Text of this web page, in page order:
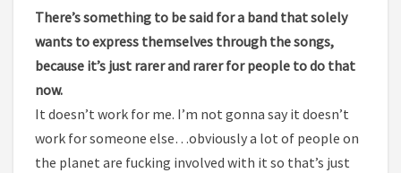
There’s something to be said for a band that solely
wants to express themselves through the songs,
because it’s just rarer and rarer for people to do that
now.
It doesn’t work for me. I’m not gonna say it doesn’t
work for someone else…obviously a lot of people on
the planet are fucking involved with it so that’s just